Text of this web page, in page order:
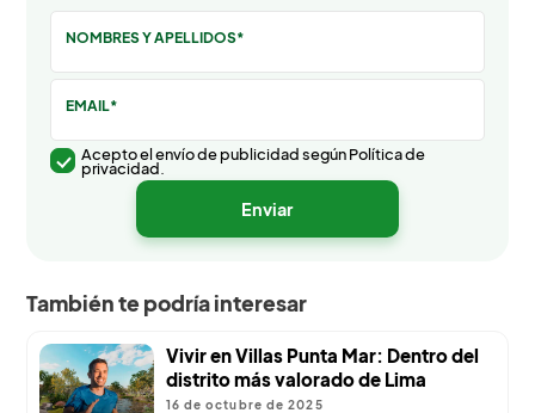
NOMBRES Y APELLIDOS*
EMAIL*
Acepto el envío de publicidad según Política de
privacidad.
También te podría interesar
Vivir en Villas Punta Mar: Dentro del
distrito más valorado de Lima
16 de octubre de 2025